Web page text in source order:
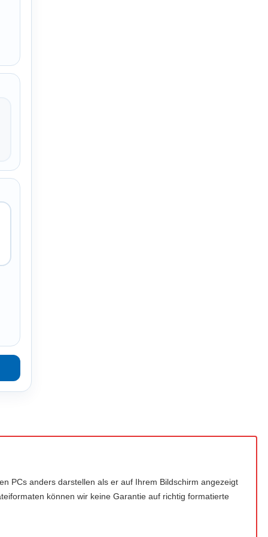
PCs anders darstellen als er auf Ihrem Bildschirm angezeigt
können wir keine Garantie auf richtig formatierte